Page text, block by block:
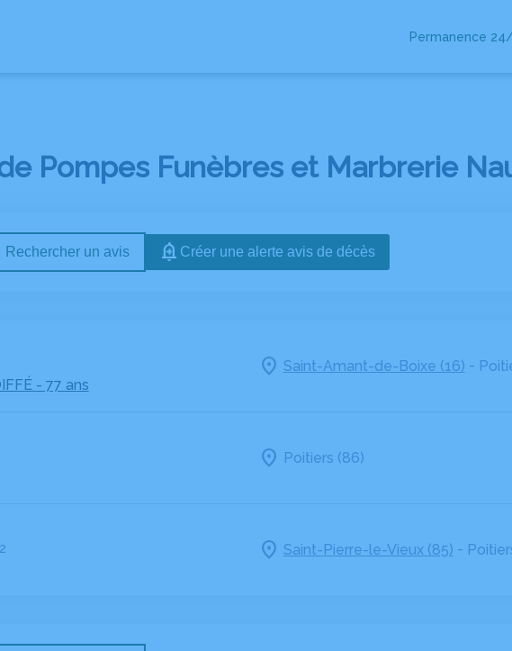
Permanence
Pompes Funèbres et Marbrerie
Rechercher un avis Créer une alerte avis de décès
- 77 ans
Saint-Amant-de-Boixe (16) -
Poitiers (86)
Saint-Pierre-le-Vieux (85) -